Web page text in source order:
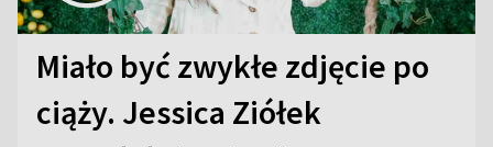
Miało być zwykłe zdjęcie po
ciąży. Jessica Ziółek